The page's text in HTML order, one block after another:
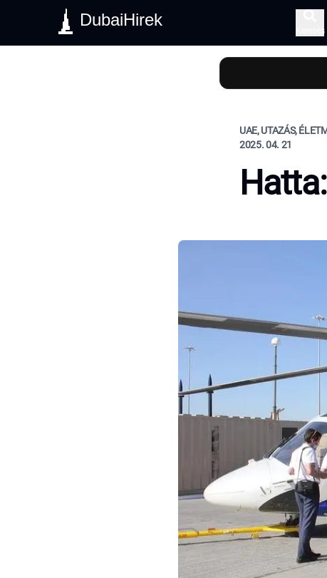
DubaiHirek
Keresés
UAE, UTAZÁS,
2025. 04. 21